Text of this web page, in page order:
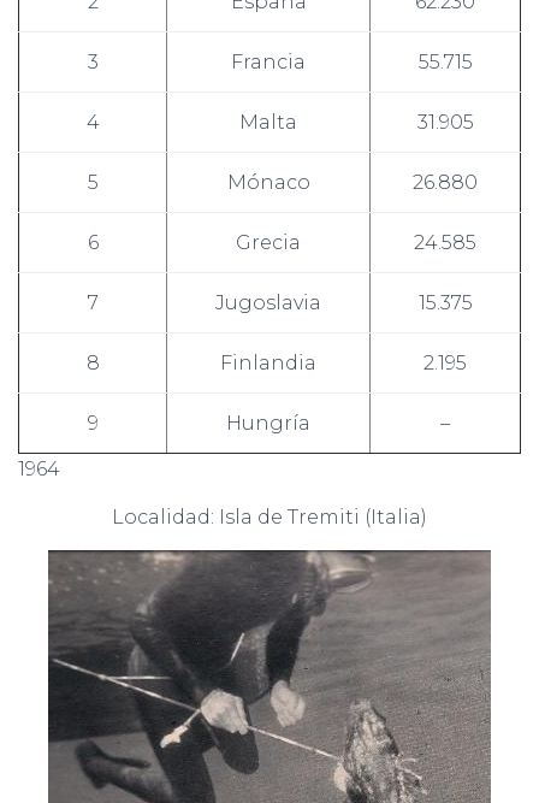
3 Francia 55.715
4 Malta 31.905
5 Mónaco 26.880
6 Grecia 24.585
7 Jugoslavia 15.375
8 Finlandia 2.195
9 Hungría
–
1964
Localidad: Isla de Tremiti (Italia)